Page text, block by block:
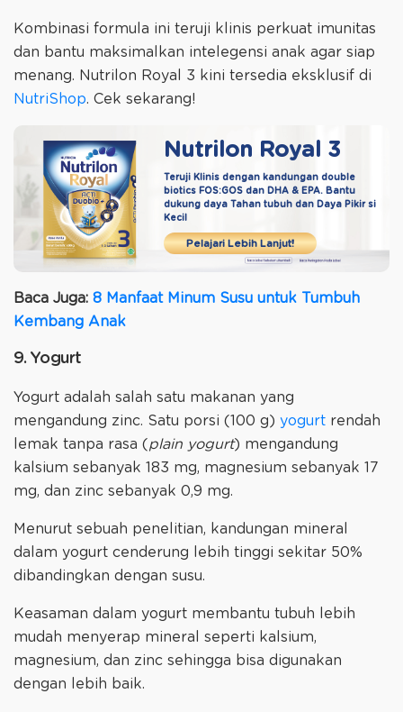
Kombinasi formula ini teruji klinis perkuat imunitas
dan bantu maksimalkan intelegensi anak agar siap
menang. Nutrilon Royal 3 kini tersedia eksklusif di
NutriShop. Cek sekarang!
Nutrilon Royal 3
Teruji Klinis dengan kandungan double
biotics FOS:GOS dan DHA & EPA. Bantu
dukung daya Tahan tubuh dan Daya Pikir si
Kecil
Pelajari Lebih Lanjut!
Baca Juga: 8 Manfaat Minum Susu untuk Tumbuh
Kembang Anak
9. Yogurt
Yogurt adalah salah satu makanan yang
mengandung zinc. Satu porsi (100 g) yogurt rendah
lemak tanpa rasa (plain yogurt) mengandung
kalsium sebanyak 183 mg, magnesium sebanyak 17
mg, dan zinc sebanyak 0,9 mg.
Menurut sebuah penelitian, kandungan mineral
dalam yogurt cenderung lebih tinggi sekitar 50%
dibandingkan dengan susu.
Keasaman dalam yogurt membantu tubuh lebih
mudah menyerap mineral seperti kalsium,
magnesium, dan zinc sehingga bisa digunakan
dengan lebih baik.